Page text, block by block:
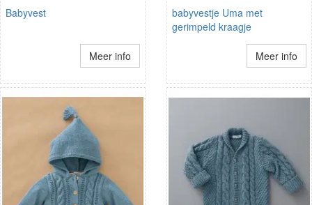
Babyvest
Meer info
babyvestje Uma met
gerimpeld kraagje
Meer info